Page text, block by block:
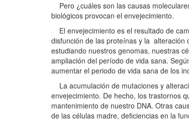
Pero ¿cuáles son las causas
biológicos provocan el envejecimiento.
El envejecimiento es el resultado de
disfunción de las proteínas y la alteración
estudiando nuestros genomas, nuestras
ampliación del período de vida sana.
aumentar el periodo de vida sana de los
La acumulación de mutaciones y
envejecimiento. De hecho, los trastornos
mantenimiento de nuestro DNA. Otras
de las células madre, deficiencias en la